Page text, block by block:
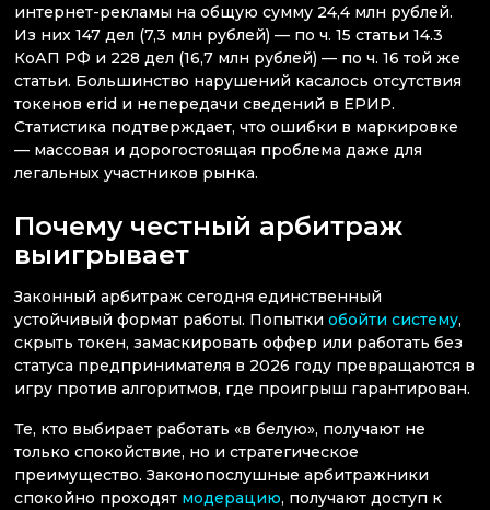
интернет-рекламы на общую сумму 24,4 млн рублей.
Из них 147 дел (7,3 млн рублей) — по ч. 15 статьи 14.3
КоАП РФ и 228 дел (16,7 млн рублей) — по ч. 16 той же
статьи. Большинство нарушений касалось отсутствия
токенов erid и непередачи сведений в ЕРИР.
Статистика подтверждает, что ошибки в маркировке
— массовая и дорогостоящая проблема даже для
легальных участников рынка.
Почему честный арбитраж
выигрывает
Законный арбитраж сегодня единственный
устойчивый формат работы. Попытки обойти систему,
скрыть токен, замаскировать оффер или работать без
статуса предпринимателя в 2026 году превращаются в
игру против алгоритмов, где проигрыш гарантирован.
Те, кто выбирает работать «в белую», получают не
только спокойствие, но и стратегическое
преимущество. Законопослушные арбитражники
спокойно проходят модерацию, получают доступ к